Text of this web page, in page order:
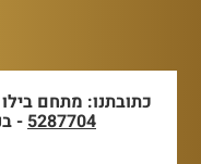
כתובתנו: מתחם
5287704
-